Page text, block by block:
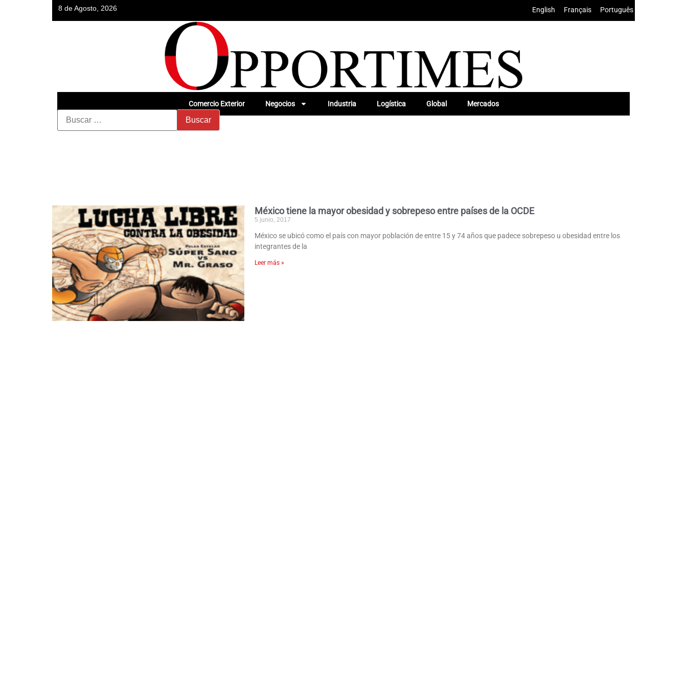
8 de Agosto, 2026 English Français Português
Comercio Exterior Negocios Industria Logística Global Mercados
México tiene la mayor obesidad y sobrepeso entre países de la OCDE
5 junio, 2017
México se ubicó como el país con mayor población de entre 15 y 74 años que padece sobrepeso u obesidad entre los
integrantes de la
Leer más »